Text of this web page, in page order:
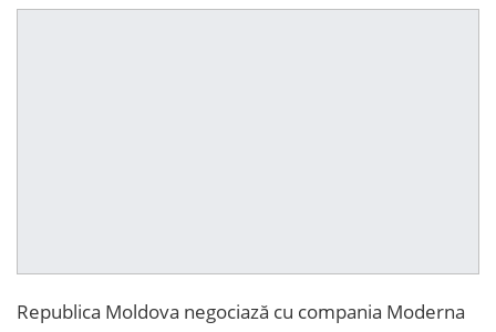
Republica Moldova negociază cu compania Moderna